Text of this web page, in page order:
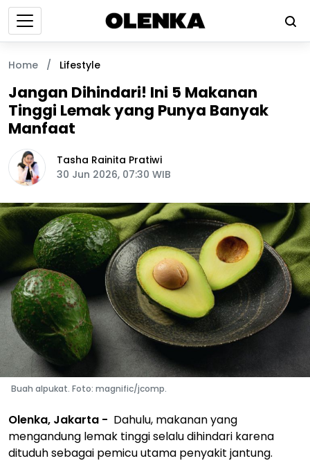
Home / Lifestyle
Jangan Dihindari! Ini 5 Makanan
Tinggi Lemak yang Punya Banyak
Manfaat
Tasha Rainita Pratiwi
30 Jun 2026, 07:30 WIB
Buah alpukat. Foto: magnific/jcomp.
Olenka, Jakarta - Dahulu, makanan yang
mengandung lemak tinggi selalu dihindari karena
dituduh sebagai pemicu utama penyakit jantung.